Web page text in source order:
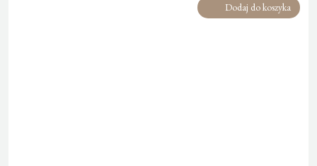
Dodaj do koszyka